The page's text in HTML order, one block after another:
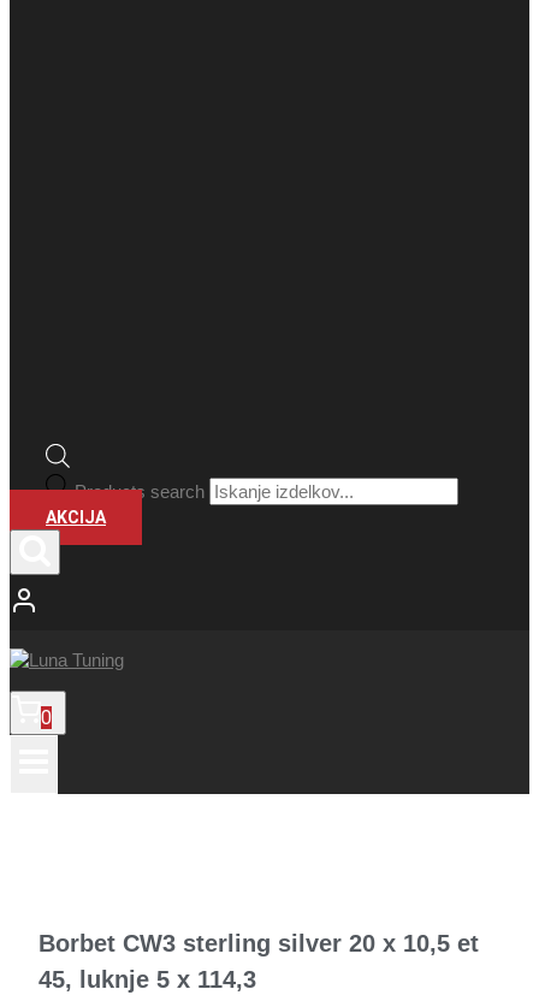
Products search
AKCIJA
0
Borbet CW3 sterling silver 20 x 10,5 et
45, luknje 5 x 114,3